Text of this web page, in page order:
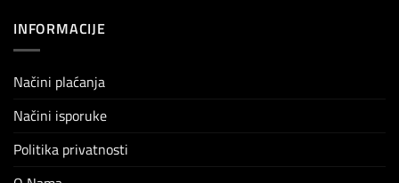
INFORMACIJE
Načini plaćanja
Načini isporuke
Politika privatnosti